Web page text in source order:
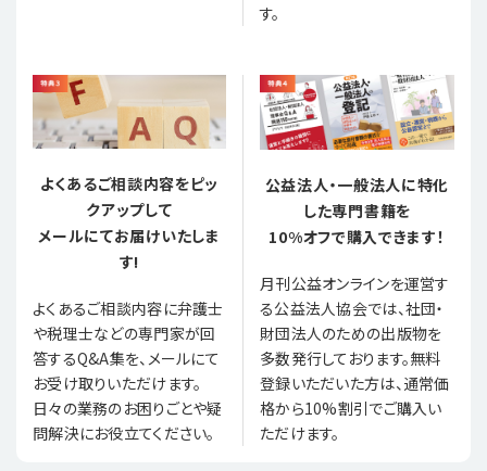
す。
よくあるご相談内容をピッ
クアップして
メールにてお届けいたしま
す!
よくあるご相談内容に弁護士
や税理士などの専門家が回
答するQ&A集を、メールにて
お受け取りいただけます。
日々の業務のお困りごとや疑
問解決にお役立てください。
公益法人・一般法人に特化
した専門書籍を
10%オフで購入できます！
月刊公益オンラインを運営す
る公益法人協会では、社団・
財団法人のための出版物を
多数発行しております。無料
登録いただいた方は、通常価
格から10%割引でご購入い
ただけます。